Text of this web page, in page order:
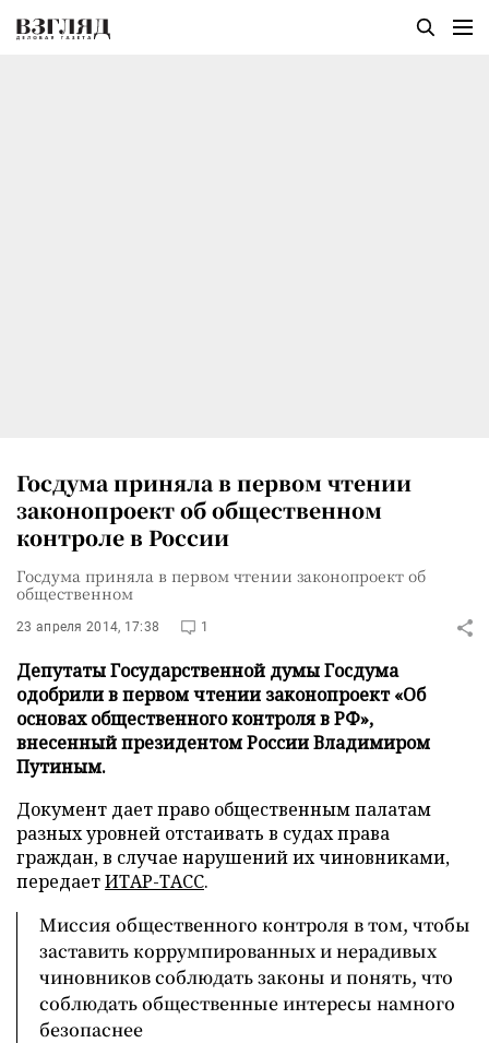
Госдума приняла в первом чтении
законопроект об общественном
контроле в России
Госдума приняла в первом чтении законопроект об
общественном
23 апреля 2014, 17:38 1
Депутаты Государственной думы Госдума
одобрили в первом чтении законопроект «Об
основах общественного контроля в РФ»,
внесенный президентом России Владимиром
Путиным.
Документ дает право общественным палатам
разных уровней отстаивать в судах права
граждан, в случае нарушений их чиновниками,
передаетИТАР-ТАСС.
Миссия общественного контроля в том, чтобы
заставить коррумпированных и нерадивых
чиновников соблюдать законы и понять, что
соблюдать общественные интересы намного
безопаснее